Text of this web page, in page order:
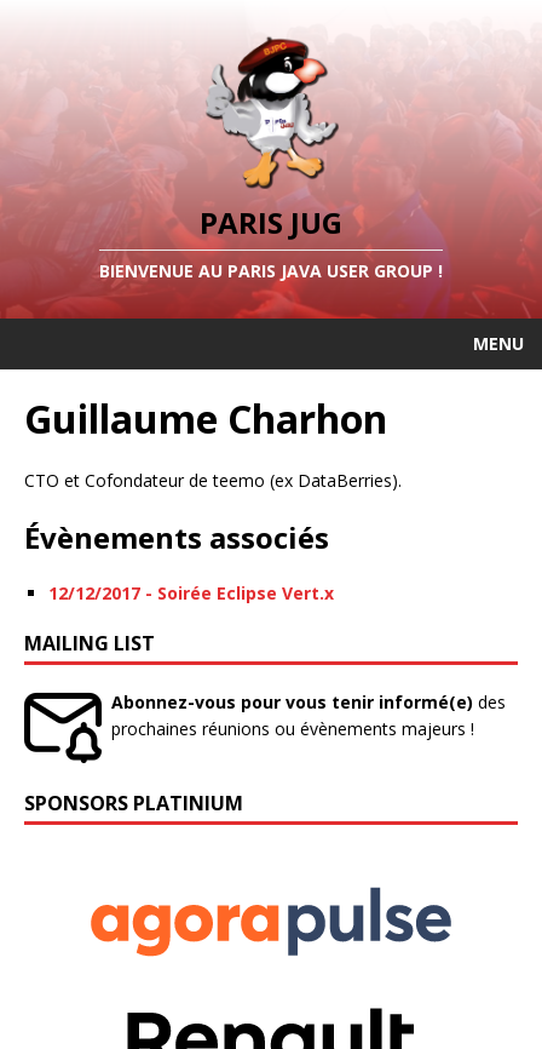
PARIS JUG
BIENVENUE AU PARIS JAVA USER GROUP !
MENU
Guillaume Charhon
CTO et Cofondateur de teemo (ex DataBerries).
Évènements associés
12/12/2017 - Soirée Eclipse Vert.x
MAILING LIST
Abonnez-vous pour vous tenir informé(e) des
prochaines réunions ou évènements majeurs !
SPONSORS PLATINIUM